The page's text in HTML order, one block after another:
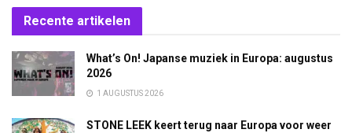
Recente artikelen
What’s On! Japanse muziek in Europa: augustus
2026
1 AUGUSTUS 2026
STONE LEEK keert terug naar Europa voor weer